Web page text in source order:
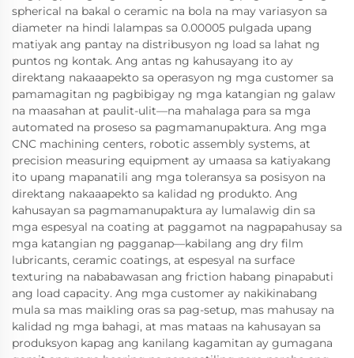
spherical na bakal o ceramic na bola na may variasyon sa
diameter na hindi lalampas sa 0.00005 pulgada upang
matiyak ang pantay na distribusyon ng load sa lahat ng
puntos ng kontak. Ang antas ng kahusayang ito ay
direktang nakaaapekto sa operasyon ng mga customer sa
pamamagitan ng pagbibigay ng mga katangian ng galaw
na maasahan at paulit-ulit—na mahalaga para sa mga
automated na proseso sa pagmamanupaktura. Ang mga
CNC machining centers, robotic assembly systems, at
precision measuring equipment ay umaasa sa katiyakang
ito upang mapanatili ang mga toleransya sa posisyon na
direktang nakaaapekto sa kalidad ng produkto. Ang
kahusayan sa pagmamanupaktura ay lumalawig din sa
mga espesyal na coating at paggamot na nagpapahusay sa
mga katangian ng pagganap—kabilang ang dry film
lubricants, ceramic coatings, at espesyal na surface
texturing na nababawasan ang friction habang pinapabuti
ang load capacity. Ang mga customer ay nakikinabang
mula sa mas maikling oras sa pag-setup, mas mahusay na
kalidad ng mga bahagi, at mas mataas na kahusayan sa
produksyon kapag ang kanilang kagamitan ay gumagana